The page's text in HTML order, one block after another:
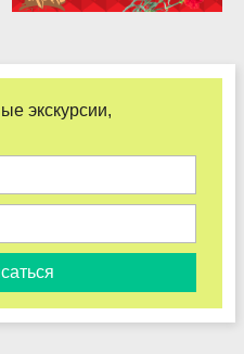
экскурсии,